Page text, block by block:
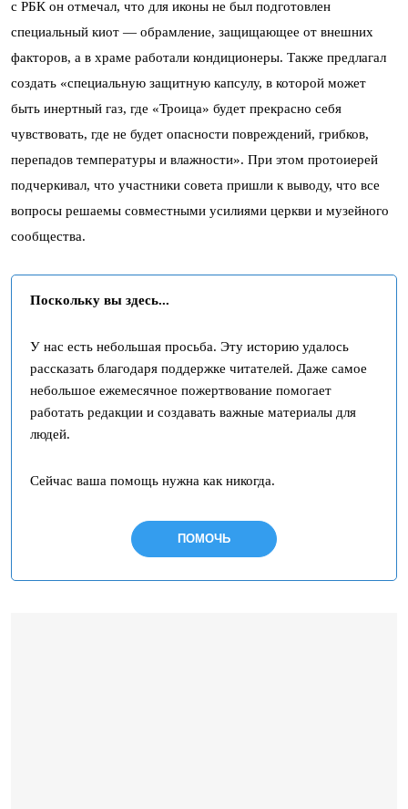
с РБК он отмечал, что для иконы не был подготовлен
специальный киот — обрамление, защищающее от внешних
факторов, а в храме работали кондиционеры. Также предлагал
создать «специальную защитную капсулу, в которой может
быть инертный газ, где «Троица» будет прекрасно себя
чувствовать, где не будет опасности повреждений, грибков,
перепадов температуры и влажности». При этом протоиерей
подчеркивал, что участники совета пришли к выводу, что все
вопросы решаемы совместными усилиями церкви и музейного
сообщества.
Поскольку вы здесь...
У нас есть небольшая просьба. Эту историю удалось
рассказать благодаря поддержке читателей. Даже самое
небольшое ежемесячное пожертвование помогает
работать редакции и создавать важные материалы для
людей.
Сейчас ваша помощь нужна как никогда.
ПОМОЧЬ